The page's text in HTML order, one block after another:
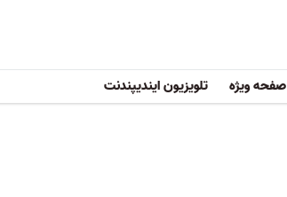
صفحه ویژه تلویزیون ایندیپندنت